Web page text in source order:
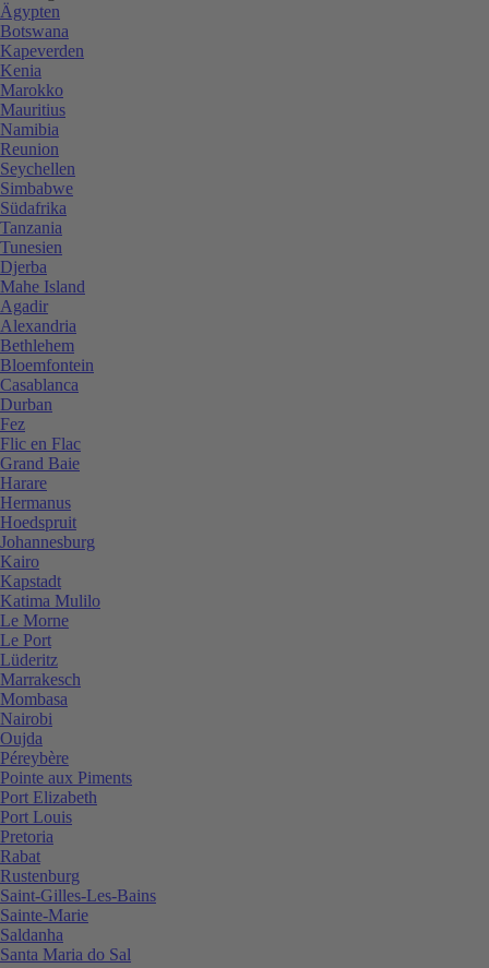
Ägypten
Botswana
Kapeverden
Kenia
Marokko
Mauritius
Namibia
Reunion
Seychellen
Simbabwe
Südafrika
Tanzania
Tunesien
Djerba
Mahe Island
Agadir
Alexandria
Bethlehem
Bloemfontein
Casablanca
Durban
Fez
Flic en Flac
Grand Baie
Harare
Hermanus
Hoedspruit
Johannesburg
Kairo
Kapstadt
Katima Mulilo
Le Morne
Le Port
Lüderitz
Marrakesch
Mombasa
Nairobi
Oujda
Péreybère
Pointe aux Piments
Port Elizabeth
Port Louis
Pretoria
Rabat
Rustenburg
Saint-Gilles-Les-Bains
Sainte-Marie
Saldanha
Santa Maria do Sal